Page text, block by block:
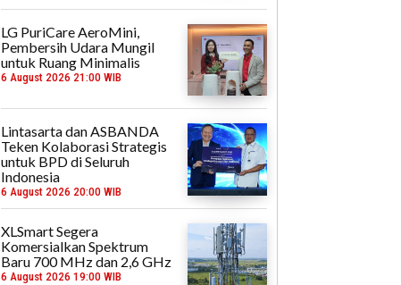
LG PuriCare AeroMini,
Pembersih Udara Mungil
untuk Ruang Minimalis
6 August 2026 21:00 WIB
Lintasarta dan ASBANDA
Teken Kolaborasi Strategis
untuk BPD di Seluruh
Indonesia
6 August 2026 20:00 WIB
XLSmart Segera
Komersialkan Spektrum
Baru 700 MHz dan 2,6 GHz
6 August 2026 19:00 WIB